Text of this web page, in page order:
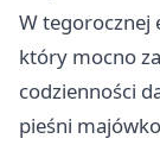
W tegorocznej
który mocno
codzienności
pieśni